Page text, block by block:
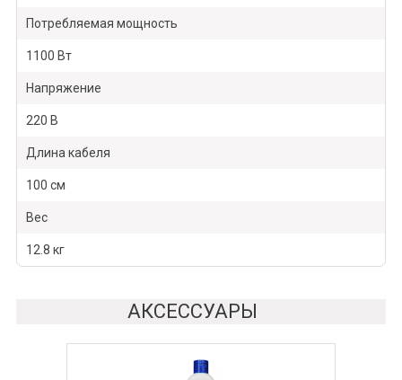
Потребляемая мощность
1100 Вт
Напряжение
220 В
Длина кабеля
100 см
Вес
12.8 кг
АКСЕССУАРЫ